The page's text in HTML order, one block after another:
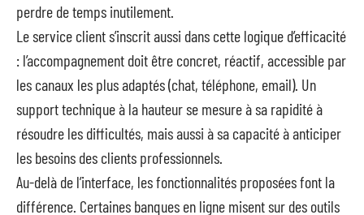
perdre de temps inutilement.
Le service client s’inscrit aussi dans cette logique d’efficacité
: l’accompagnement doit être concret, réactif, accessible par
les canaux les plus adaptés (chat, téléphone, email). Un
support technique à la hauteur se mesure à sa rapidité à
résoudre les difficultés, mais aussi à sa capacité à anticiper
les besoins des clients professionnels.
Au-delà de l’interface, les fonctionnalités proposées font la
différence. Certaines banques en ligne misent sur des outils